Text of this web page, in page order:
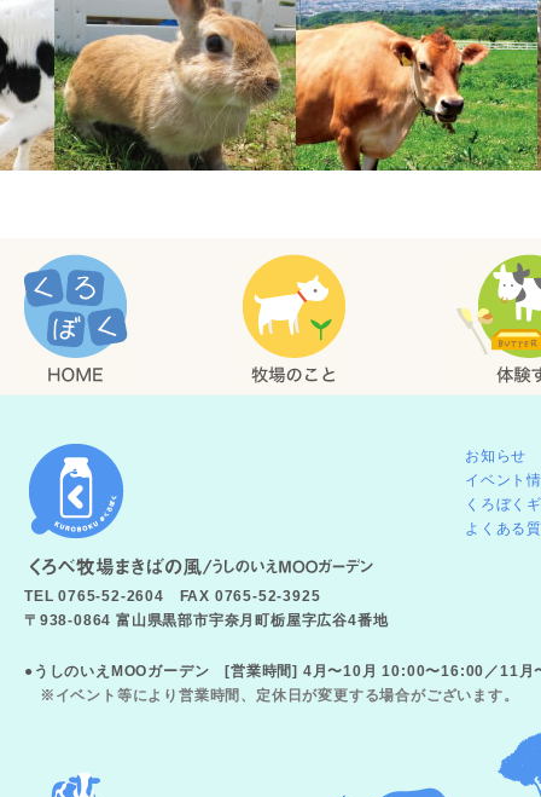
TEL 0765-52-2604 FAX 0765-52-3925
〒938-0864 富山県黒部市宇奈月町栃屋字広谷4番地
お知らせ
イベント
くろぼく
よくある
●うしのいえMOOガーデン [営業時間] 4月〜10月 10:00〜16:00／11
※イベント等により営業時間、定休日が変更する場合がございます。